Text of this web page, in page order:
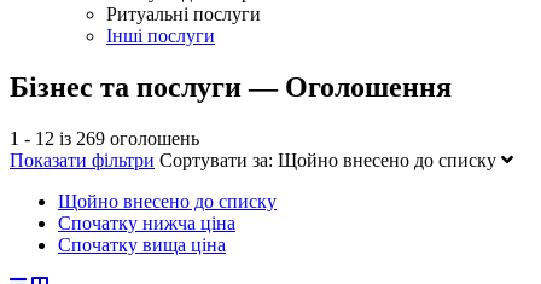
Ритуальні послуги
Інші послуги
Бізнес та послуги — Оголошення
1 - 12 із 269 оголошень
Показати фільтри Сортувати за: Щойно внесено до списку
Щойно внесено до списку
Спочатку нижча ціна
Спочатку вища ціна